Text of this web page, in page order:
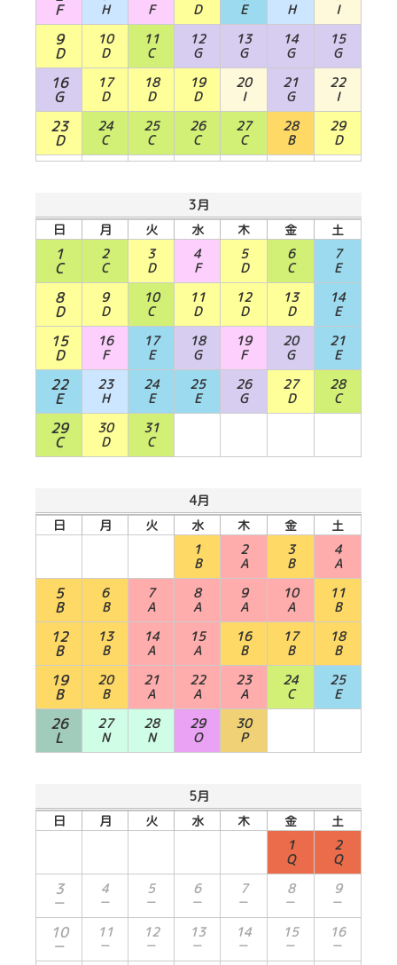
F
H
F
D
E
H
I
9
D
10
D
11
C
12
G
13
G
14
G
15
G
16
G
17
D
18
D
19
D
20
I
21
G
22
I
23
D
24
C
25
C
26
C
27
C
28
B
29
D
3月
日
月 火 水 木 金 土
1
C
2
C
3
D
4
F
5
D
6
C
7
E
8
D
9
D
10
C
11
D
12
D
13
D
14
E
15
D
16
F
17
E
18
G
19
F
20
G
21
E
22
E
23
H
24
E
25
E
26
G
27
D
28
C
29
C
30
D
31
C
4月
日
月 火 水 木 金
土
1
B
2
A
3
B
4
A
5
B
6
B
7
A
8
A
9
A
10
A
11
B
12
B
13
B
14
A
15
A
16
B
17
B
18
B
19
B
20
B
21
A
22
A
23
A
24
C
25
E
26
L
27
N
28
N
29
O
30
P
5月
日
月 火 水 木 金
土
1
Q
2
Q
3
－
4
－
5
－
6
－
7
－
8
－
9
－
10
－
11
－
12
－
13
－
14
－
15
－
16
－